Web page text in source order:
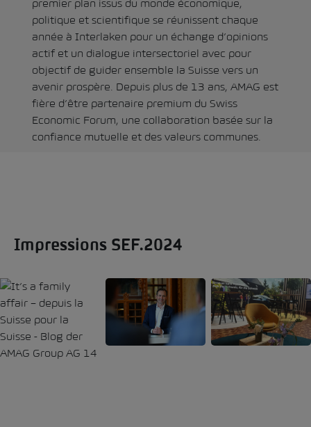
premier plan issus du monde économique,
politique et scientifique se réunissent chaque
année à Interlaken pour un échange d’opinions
actif et un dialogue intersectoriel avec pour
objectif de guider ensemble la Suisse vers un
avenir prospère. Depuis plus de 13 ans, AMAG est
fière d’être partenaire premium du Swiss
Economic Forum, une collaboration basée sur la
confiance mutuelle et des valeurs communes.
Impressions SEF.2024